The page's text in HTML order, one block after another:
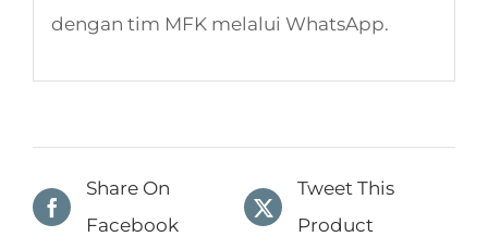
dengan tim MFK melalui WhatsApp.
Share On
Facebook
Tweet This
Product